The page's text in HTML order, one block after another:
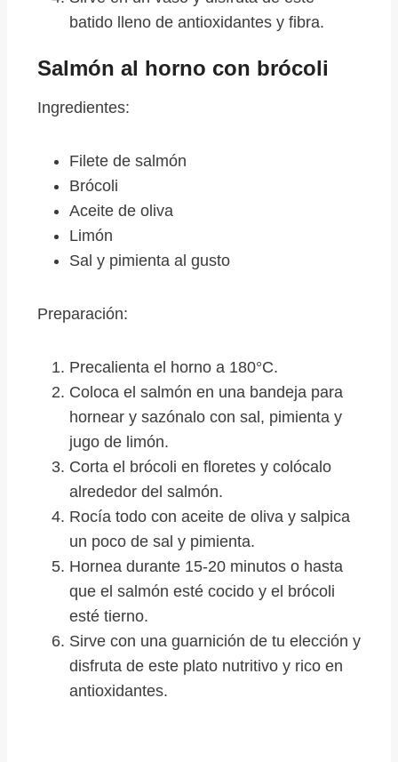
batido lleno de antioxidantes y fibra.
Salmón al horno con brócoli
Ingredientes:
Filete de salmón
Brócoli
Aceite de oliva
Limón
Sal y pimienta al gusto
Preparación:
Precalienta el horno a 180°C.
Coloca el salmón en una bandeja para
hornear y sazónalo con sal, pimienta y
jugo de limón.
Corta el brócoli en floretes y colócalo
alrededor del salmón.
Rocía todo con aceite de oliva y salpica
un poco de sal y pimienta.
Hornea durante 15-20 minutos o hasta
que el salmón esté cocido y el brócoli
esté tierno.
Sirve con una guarnición de tu elección y
disfruta de este plato nutritivo y rico en
antioxidantes.